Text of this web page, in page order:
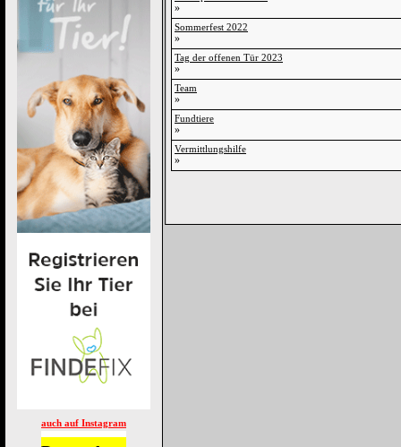
auch auf Instagram
»
Sommerfest 2022
»
Tag der offenen Tür 2023
»
Team
»
Fundtiere
»
Vermittlungshilfe
»